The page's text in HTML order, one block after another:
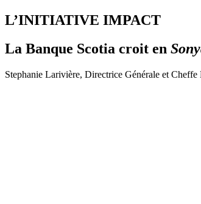
L’INITIATIVE IMPACT
La Banque Scotia croit en
Stephanie Larivière, Directrice Générale et